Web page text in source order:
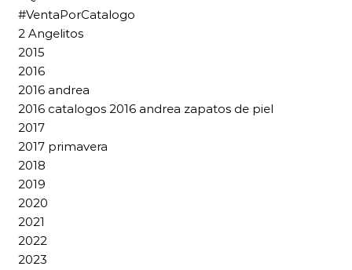
#VentaPorCatalogo
2 Angelitos
2015
2016
2016 andrea
2016 catalogos 2016 andrea zapatos de piel
2017
2017 primavera
2018
2019
2020
2021
2022
2023